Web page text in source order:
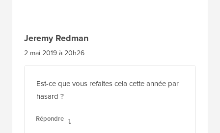
Jeremy Redman
2 mai 2019 à 20h26
Est-ce que vous refaites cela cette année par
hasard ?
Répondre